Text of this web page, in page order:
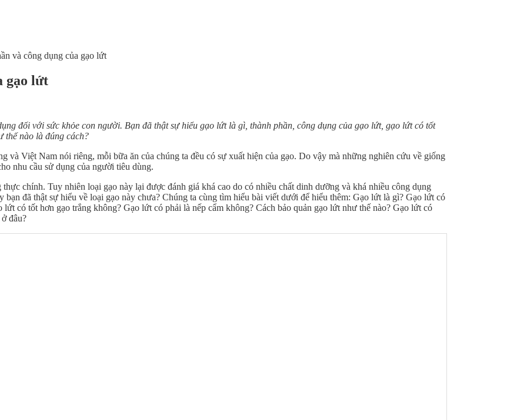
và công dụng của gạo lứt
gạo lứt
đối với sức khỏe con người. Bạn đã thật sự hiểu gạo lứt là gì, thành phần, công dụng của gạo lứt, gạo lứt có tốt
thế nào là đúng cách?
Việt Nam nói riêng, mỗi bữa ăn của chúng ta đều có sự xuất hiện của gạo. Do vậy mà những nghiên cứu về giống
nhu cầu sử dụng của người tiêu dùng.
chính. Tuy nhiên loại gạo này lại được đánh giá khá cao do có nhiều chất dinh dưỡng và khá nhiều công dụng
đã thật sự hiểu về loại gạo này chưa? Chúng ta cùng tìm hiểu bài viết dưới để hiểu thêm: Gạo lứt là gì? Gạo lứt có
có tốt hơn gạo trắng không? Gạo lứt có phải là nếp cẩm không? Cách bảo quản gạo lứt như thế nào? Gạo lứt có
đâu?